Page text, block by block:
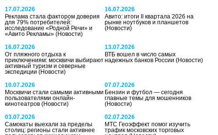
17.07.2026
Реклама стала фактором доверия
для 79% потребителей:
исследование «Родной Речи» и
«Авито Рекламы» (Новости)
16.07.2026
Авито: итоги II квартала 2026 на
рынке ноутбуков и планшетов
(Новости)
16.07.2026
От пляжного отдыха к
приключениям: москвичи выбирают
активный туризм и северные
экспедиции (Новости)
13.07.2026
ВТБ вошел в число самых
надежных банков России(Новости)
10.07.2026
Москвичи стали самыми активными
пользователями онлайн-
кинотеатров (Новости)
07.07.2026
Бензин и футбол — сегодня
главные темы для мошенников
(Новости)
03.07.2026
Самокаты выехали за пределы
столиц: регионы стали активнее
02.07.2026
МТС Геоэффект помог изучить
трафик московских торговых